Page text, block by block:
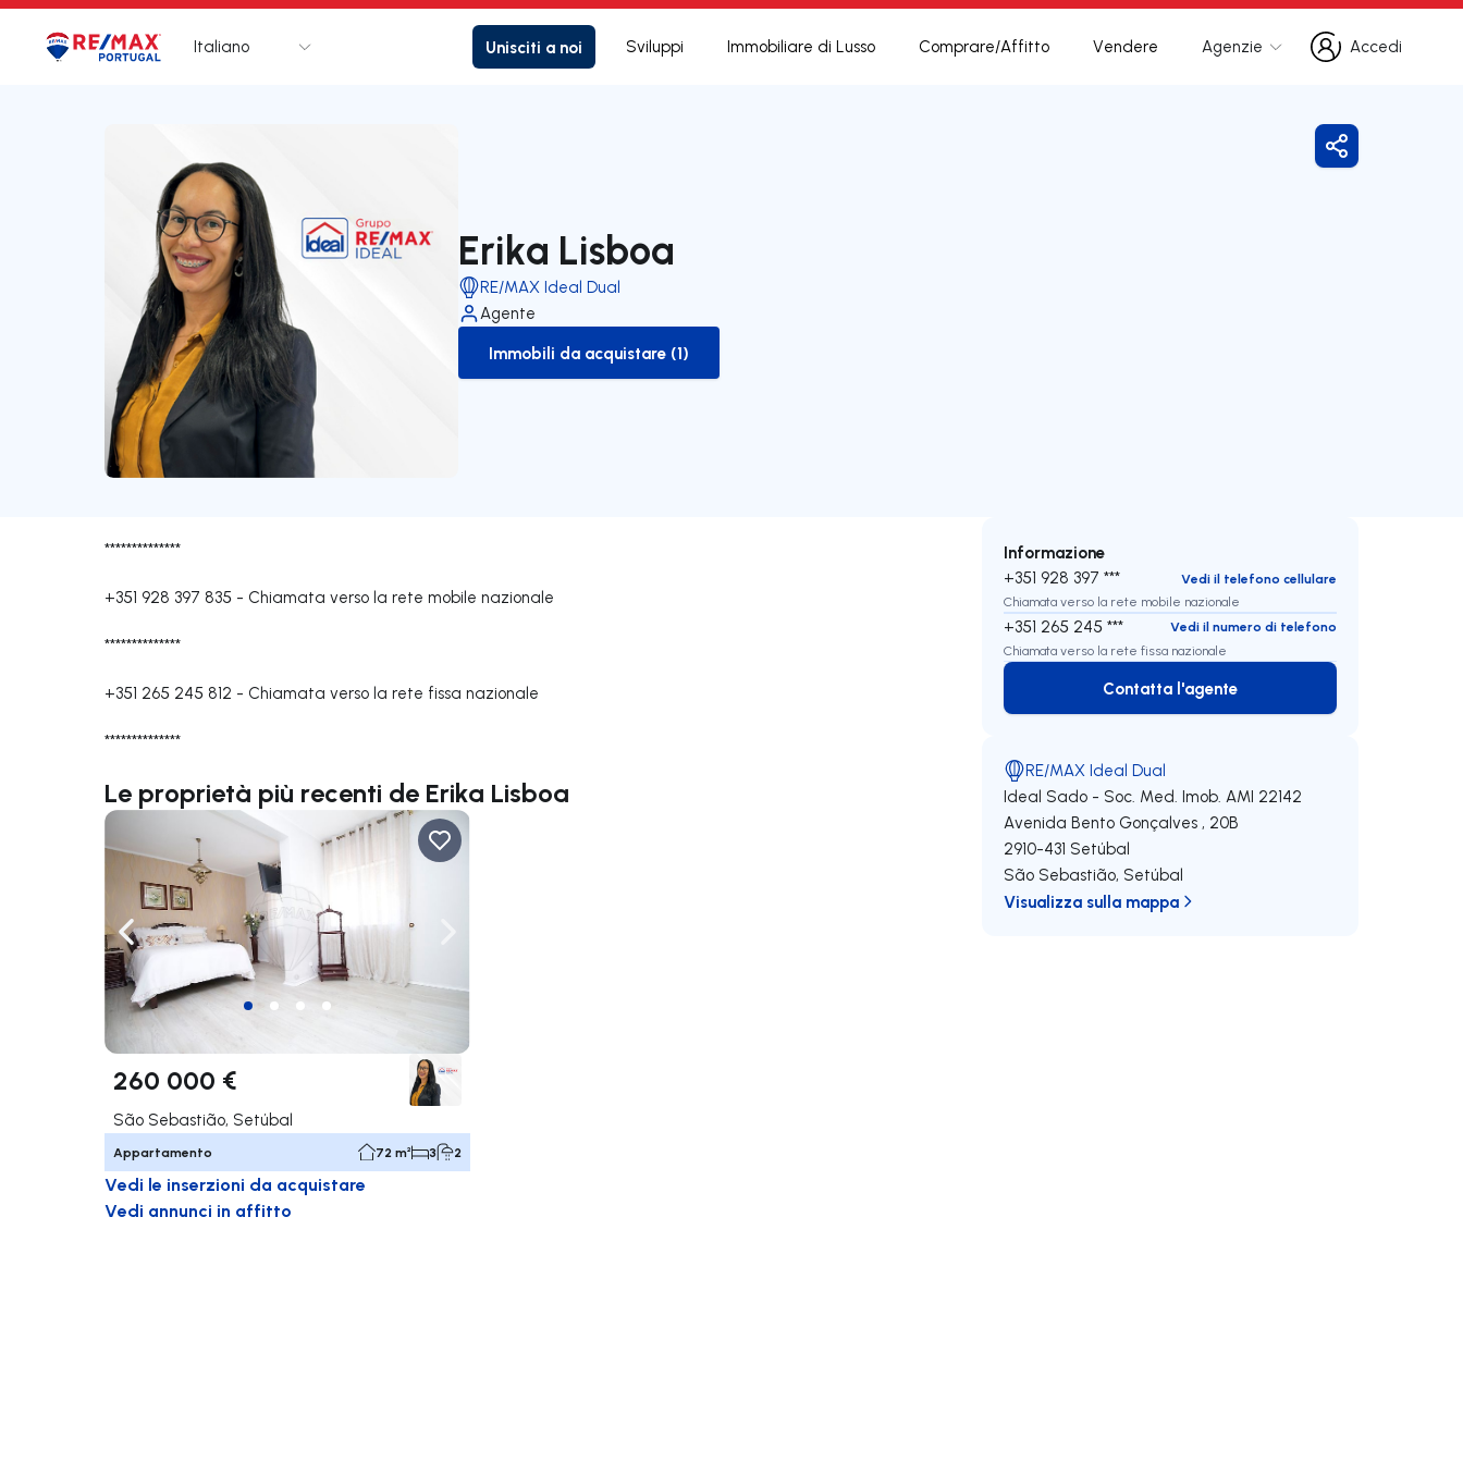
Logo Vai alla homepage
Italiano Unisciti a noi Sviluppi Immobiliare di Lusso Comprare/Affitto Vendere Agenzie
Accedi
Accedi
Erika Lisboa
RE/MAX Ideal Dual
Agente
to-buy-listing
Immobili da acquistare (1)
Condividi
**************
+351 928 397 835 - Chiamata verso la rete mobile nazionale
**************
+351 265 245 812 - Chiamata verso la rete fissa nazionale
**************
Le proprietà più recenti de Erika Lisboa
Naviga a sinistra
260 000 €
São Sebastião, Setúbal
Appartamento 72 m² 3 2
Vedi le inserzioni da acquistare
Vedi annunci in affitto
Informazione
+351 928 397 ***
Vedi il telefono cellulare
Chiamata verso la rete mobile nazionale
+351 265 245 ***
Vedi il numero di telefono
Chiamata verso la rete fissa nazionale
Contatta l'agente
Contatta l'agente
RE/MAX Ideal Dual
Ideal Sado - Soc. Med. Imob.AMI 22142
Avenida Bento Gonçalves , 20B
2910-431 Setúbal
São Sebastião, Setúbal
Visualizza sulla mappa